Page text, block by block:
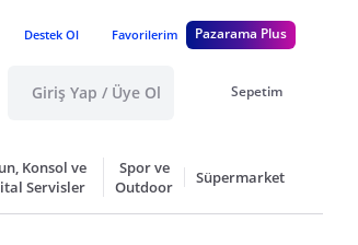
Destek Ol Favorilerim Pazarama Plus
Giriş Yap / Üye Ol Sepetim
Konsol ve
Servisler
Spor ve
Outdoor
Süpermarket